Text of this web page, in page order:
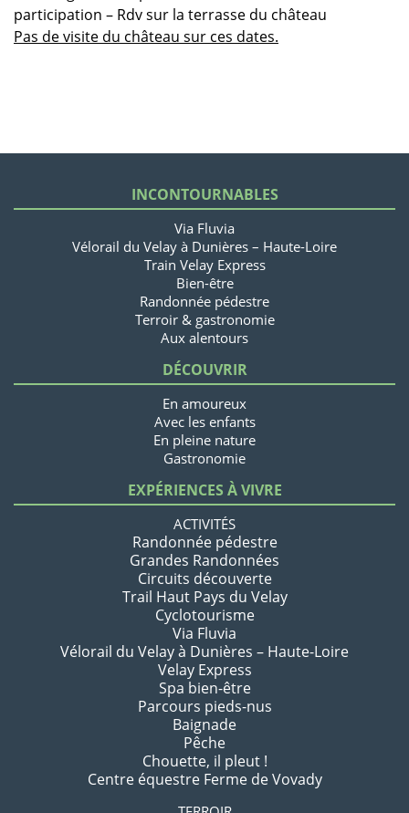
participation – Rdv sur la terrasse du château
Pas de visite du château sur ces dates.
INCONTOURNABLES
Via Fluvia
Vélorail du Velay à Dunières – Haute-Loire
Train Velay Express
Bien-être
Randonnée pédestre
Terroir & gastronomie
Aux alentours
DÉCOUVRIR
En amoureux
Avec les enfants
En pleine nature
Gastronomie
EXPÉRIENCES À VIVRE
ACTIVITÉS
Randonnée pédestre
Grandes Randonnées
Circuits découverte
Trail Haut Pays du Velay
Cyclotourisme
Via Fluvia
Vélorail du Velay à Dunières – Haute-Loire
Velay Express
Spa bien-être
Parcours pieds-nus
Baignade
Pêche
Chouette, il pleut !
Centre équestre Ferme de Vovady